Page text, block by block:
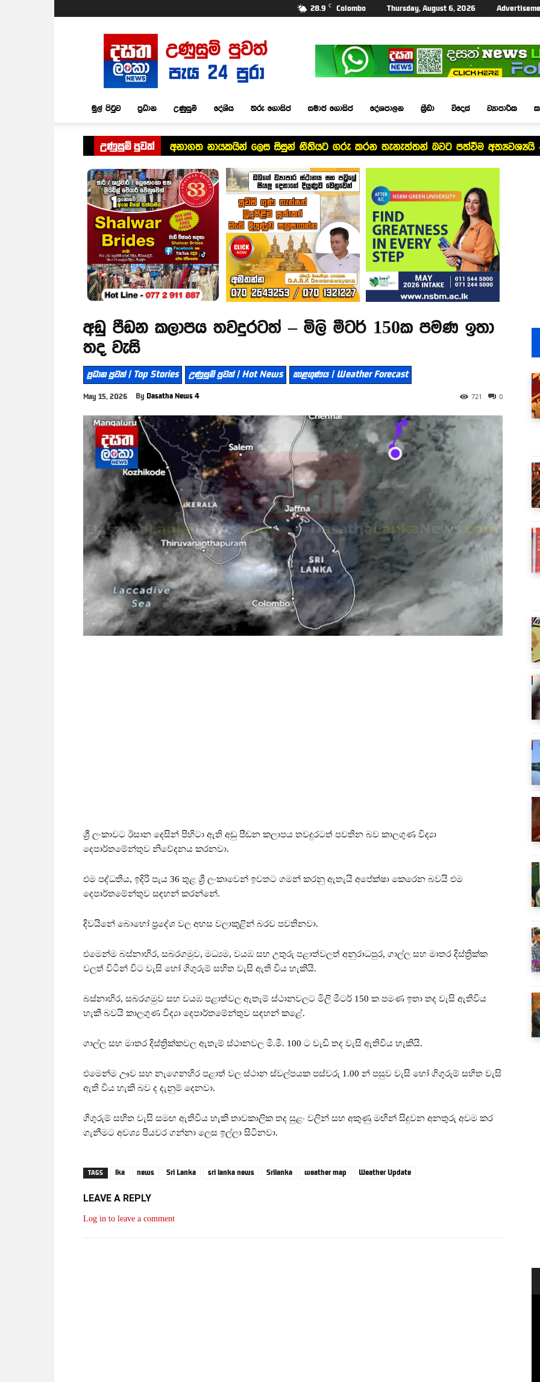
28.9 C Colombo Thursday, August 6, 2026
Dasatha
Lanka
News
මුල් පිටුව ප්‍රධාන උණුසුම් දේශීය තරු ගොසිප් සමාජ ගොසිප් දේශපාලන ක්‍රීඩා විදෙස් ව්‍යාපාරික
උණුසුම් පුවත් අනාගත නායකයින් ලෙස සිසුන් නීතියට ගරු කරන තැනැත්තන් බවට පත්වීම අත්‍යවශ්‍යයි
අඩු පීඩන කලාපය තවදුරටත් – මිලි මීටර් 150ක පමණ ඉතා
තද වැසි
ප්‍රධාන පුවත් | Top Stories උණුසුම් පුවත් | Hot News කාළගුණය | Weather Forecast
May 15, 2026 By Dasatha News 4 0
721
ශ්‍රී ලංකාවට ඊසාන දෙසින් පිහිටා ඇති අඩු පීඩන කලාපය තවදුරටත් පවතින බව කාලගුණ විද්‍යා
දෙපාර්තමේන්තුව නිවේදනය කරනවා.
එම පද්ධතිය, ඉදිරි පැය 36 තුළ ශ්‍රී ලංකාවෙන් ඉවතට ගමන් කරනු ඇතැයි අපේක්ෂා කෙරෙන බවයි එම
දෙපාර්තමේන්තුව සඳහන් කරන්නේ.
දිවයිනේ බොහෝ ප්‍රදේශ වල අහස වලාකුළින් බරව පවතිනවා.
එමෙන්ම බස්නාහිර, සබරගමුව, මධ්‍යම, වයඹ සහ උතුරු පළාත්වලත් අනුරාධපුර, ගාල්ල සහ මාතර දිස්ත්‍රික්ක
වලත් විටින් විට වැසි හෝ ගිගුරුම් සහිත වැසි ඇති විය හැකියි.
බස්නාහිර, සබරගමුව සහ වයඹ පළාත්වල ඇතැම් ස්ථානවලට මිලි මීටර් 150 ක පමණ ඉතා තද වැසි ඇතිවිය
හැකි බවයි කාලගුණ විද්‍යා දෙපාර්තමේන්තුව සඳහන් කළේ.
ගාල්ල සහ මාතර දිස්ත්‍රික්කවල ඇතැම් ස්ථානවල මි.මී. 100 ට වැඩි තද වැසි ඇතිවිය හැකියි.
එමෙන්ම ඌව සහ නැගෙනහිර පළාත් වල ස්ථාන ස්වල්පයක පස්වරු 1.00 න් පසුව වැසි හෝ ගිගුරුම් සහිත වැසි
ඇති විය හැකි බව ද දැනුම් දෙනවා.
ගිගුරුම් සහිත වැසි සමඟ ඇතිවිය හැකි තාවකාලික තද සුළං වලින් සහ අකුණු මඟින් සිදුවන අනතුරු අවම කර
ගැනීමට අවශ්‍ය පියවර ගන්නා ලෙස ඉල්ලා සිටිනවා.
TAGS lka news Sri Lanka sri lanka news Srilanka weather map Weather Update
LEAVE A REPLY
Log in to leave a comment